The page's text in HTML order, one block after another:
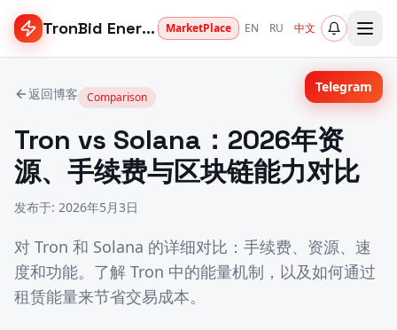
TronBid Energy MarketPlace EN RU 中文
返回博客 Comparison
Tron vs Solana：2026年资
源、手续费与区块链能力对比
发布于: 2026年5月3日
对 Tron 和 Solana 的详细对比：手续费、资源、速
度和功能。了解 Tron 中的能量机制，以及如何通过
租赁能量来节省交易成本。
Telegram